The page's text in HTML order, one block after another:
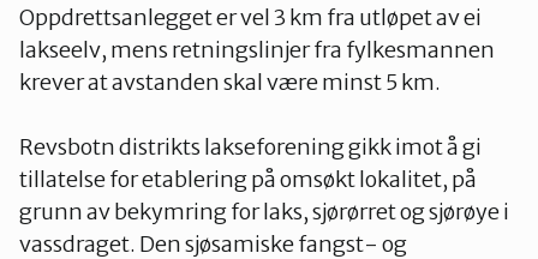
Oppdrettsanlegget er vel 3 km fra utløpet av ei
lakseelv, mens retningslinjer fra fylkesmannen
krever at avstanden skal være minst 5 km.
Revsbotn distrikts lakseforening gikk imot å gi
tillatelse for etablering på omsøkt lokalitet, på
grunn av bekymring for laks, sjørørret og sjørøye i
vassdraget. Den sjøsamiske fangst- og